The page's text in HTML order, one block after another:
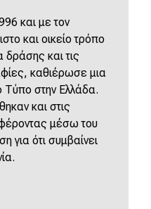
και με τον
και οικείο τρόπο
και τις
καθιέρωσε μια
Τύπο στην Ελλάδα.
και στις
μέσω του
για ότι συμβαίνει